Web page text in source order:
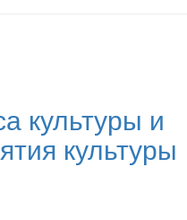
культуры и
культуры